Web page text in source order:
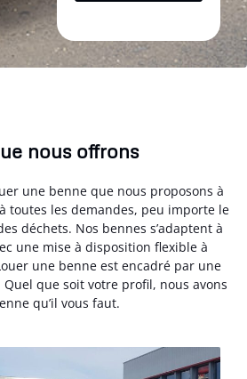
nous offrons
une benne que nous proposons à
toutes les demandes, peu importe le
déchets. Nos bennes s’adaptent à
une mise à disposition flexible à
une benne est encadré par une
que soit votre profil, nous avons
qu’il vous faut.